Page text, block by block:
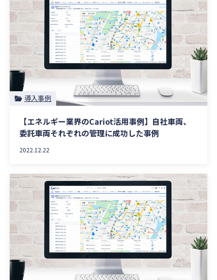
導入事例
【エネルギー業界のCariot活用事例】自社車両、
委託車両それぞれの管理に成功した事例
2022.12.22